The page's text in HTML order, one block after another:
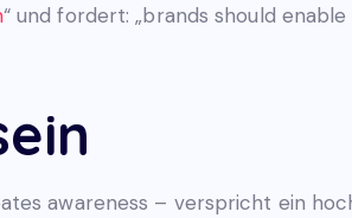
“ und fordert: „brands should
awareness – verspricht ein